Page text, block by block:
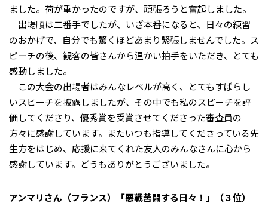
ました。荷が重かったのですが、頑張ろうと奮起しました。
出場順は二番手でしたが、いざ本番になると、日々の練習
のおかげで、自分でも驚くほどあまり緊張しませんでした。ス
ピーチの後、観客の皆さんから温かい拍手をいただき、とても
感動しました。
この大会の出場者はみんなレベルが高く、とてもすばらし
いスピーチを披露しましたが、その中でも私のスピーチを評
価してくださり、優秀賞を受賞させてくださった審査員の
方々に感謝しています。またいつも指導してくださっている先
生方をはじめ、応援に来てくれた友人のみんなさんに心から
感謝しています。どうもありがとうございました。
アンマリさん（フランス）「悪戦苦闘する日々！」（３位）